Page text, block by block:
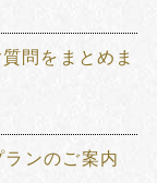
問をまとめま
ンのご案内